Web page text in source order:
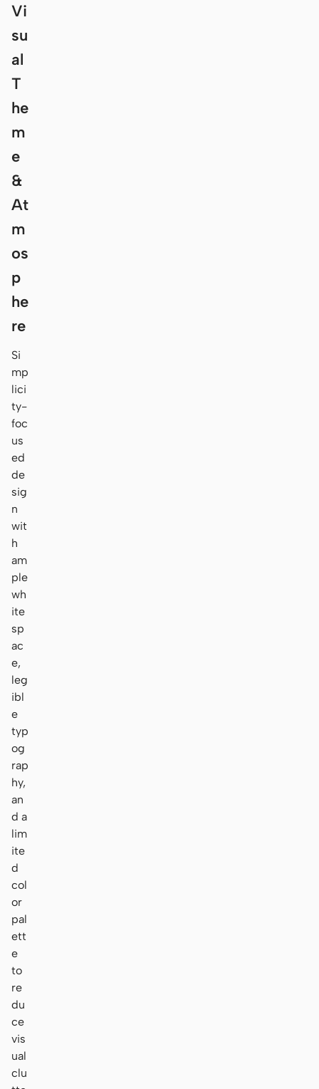
Vi
su
al
T
he
m
e
&
At
m
os
p
he
re
Si
mp
lici
ty-
foc
us
ed
de
sig
n
wit
h
am
ple
wh
ite
sp
ac
e,
leg
ibl
e
typ
og
rap
hy,
an
d a
lim
ite
d
col
or
pal
ett
e
to
re
du
ce
vis
ual
clu